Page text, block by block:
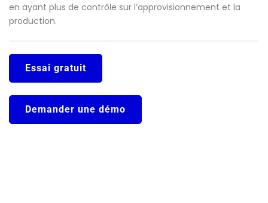
en ayant plus de contrôle sur l’approvisionnement et la
production.
Essai gratuit
Demander une démo